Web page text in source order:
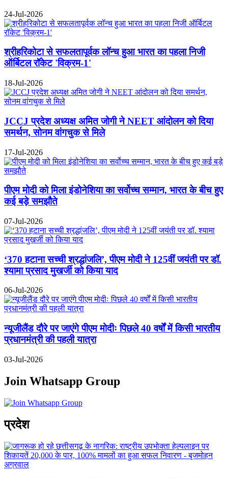
24-Jul-2026
श्रीहरिकोटा से सफलतापूर्वक लॉन्च हुआ भारत का पहला निजी
ऑर्बिटल रॉकेट 'विक्रम-1'
18-Jul-2026
JCCJ प्रदेश अध्यक्ष अमित जोगी ने NEET आंदोलन को दिया
समर्थन, सोनम वांगचुक से मिले
17-Jul-2026
पीएम मोदी को मिला इंडोनेशिया का सर्वोच्च सम्मान, भारत के बीच हुए
कई बड़े समझौते
07-Jul-2026
‘370 हटाना सच्ची श्रद्धांजलि’, पीएम मोदी ने 125वीं जयंती पर डॉ.
श्यामा प्रसाद मुखर्जी को किया याद
06-Jul-2026
न्यूजीलैंड दौरे पर जाएंगे पीएम मोदीः पिछले 40 वर्षों में किसी भारतीय
प्रधानमंत्री की पहली यात्रा
03-Jul-2026
Join Whatsapp Group
प्रदेश